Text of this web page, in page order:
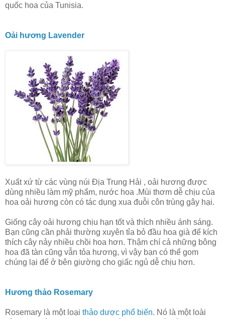
quốc hoa của Tunisia.
Oải hương Lavender
Xuất xứ từ các vùng núi Địa Trung Hải , oải hương được
dùng nhiều làm mỹ phẩm, nước hoa .Mùi thơm dễ chịu của
hoa oải hương còn có tác dụng xua đuỗi côn trùng gây hại.
Giống cây oải hương chịu hạn tốt và thích nhiều ánh sáng.
Bạn cũng cần phải thường xuyên tỉa bỏ đầu hoa già để kích
thích cây nảy nhiều chồi hoa hơn. Thậm chí cả những bông
hoa đã tàn cũng vẫn tỏa hương, vì vậy bạn có thể gom
chúng lại để ở bên giường cho giấc ngủ dễ chịu hơn.
Hương thảo Rosemary
Rosemary là một loại thảo dược phổ biến. Nó là một loài